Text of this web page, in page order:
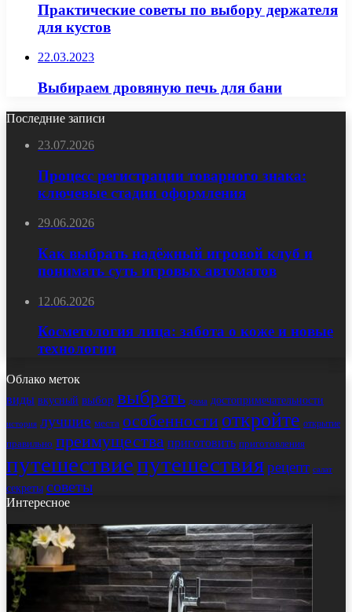
Практические советы по выбору держателя
для кустов
22.03.2023
Выбираем дровяную печь для бани
Последние записи
23.07.2026
Процесс регистрации товарного знака:
ключевые стадии оформления
29.06.2026
Как выбрать надёжный игровой клуб и
понимать суть игровых автоматов
12.06.2026
Косметология лица: забота о коже и новые
технологии
Облако меток
виды вкусный выбор выбрать дома достопримечательности
история лучшие места особенности откройте открытие
правильно преимущества приготовить приготовления
путешествиепутешествиярецепт салат
секреты советы
Интересное